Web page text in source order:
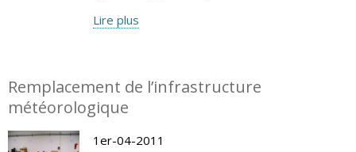
Lire plus
Remplacement de l’infrastructure
météorologique
1er-04-2011